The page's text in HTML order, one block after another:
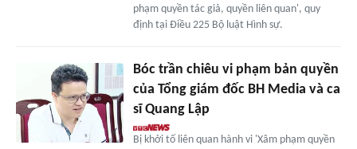
phạm quyền tác giả, quyền liên quan', quy
định tại Điều 225 Bộ luật Hình sự.
Bóc trần chiêu vi phạm bản quyền
của Tổng giám đốc BH Media và ca
sĩ Quang Lập
Bị khởi tố liên quan hành vi 'Xâm phạm quyền